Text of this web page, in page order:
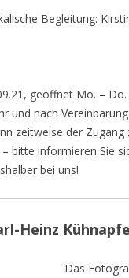
Begleitung:
geöffnet Mo. –
und nach
zeitweise der Zugang
bitte informieren Sie
bei uns!
Heinz
Das